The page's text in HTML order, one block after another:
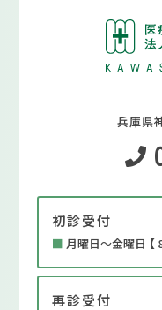
兵庫県
初診受付
■ 月曜日～金曜日 【
再診受付